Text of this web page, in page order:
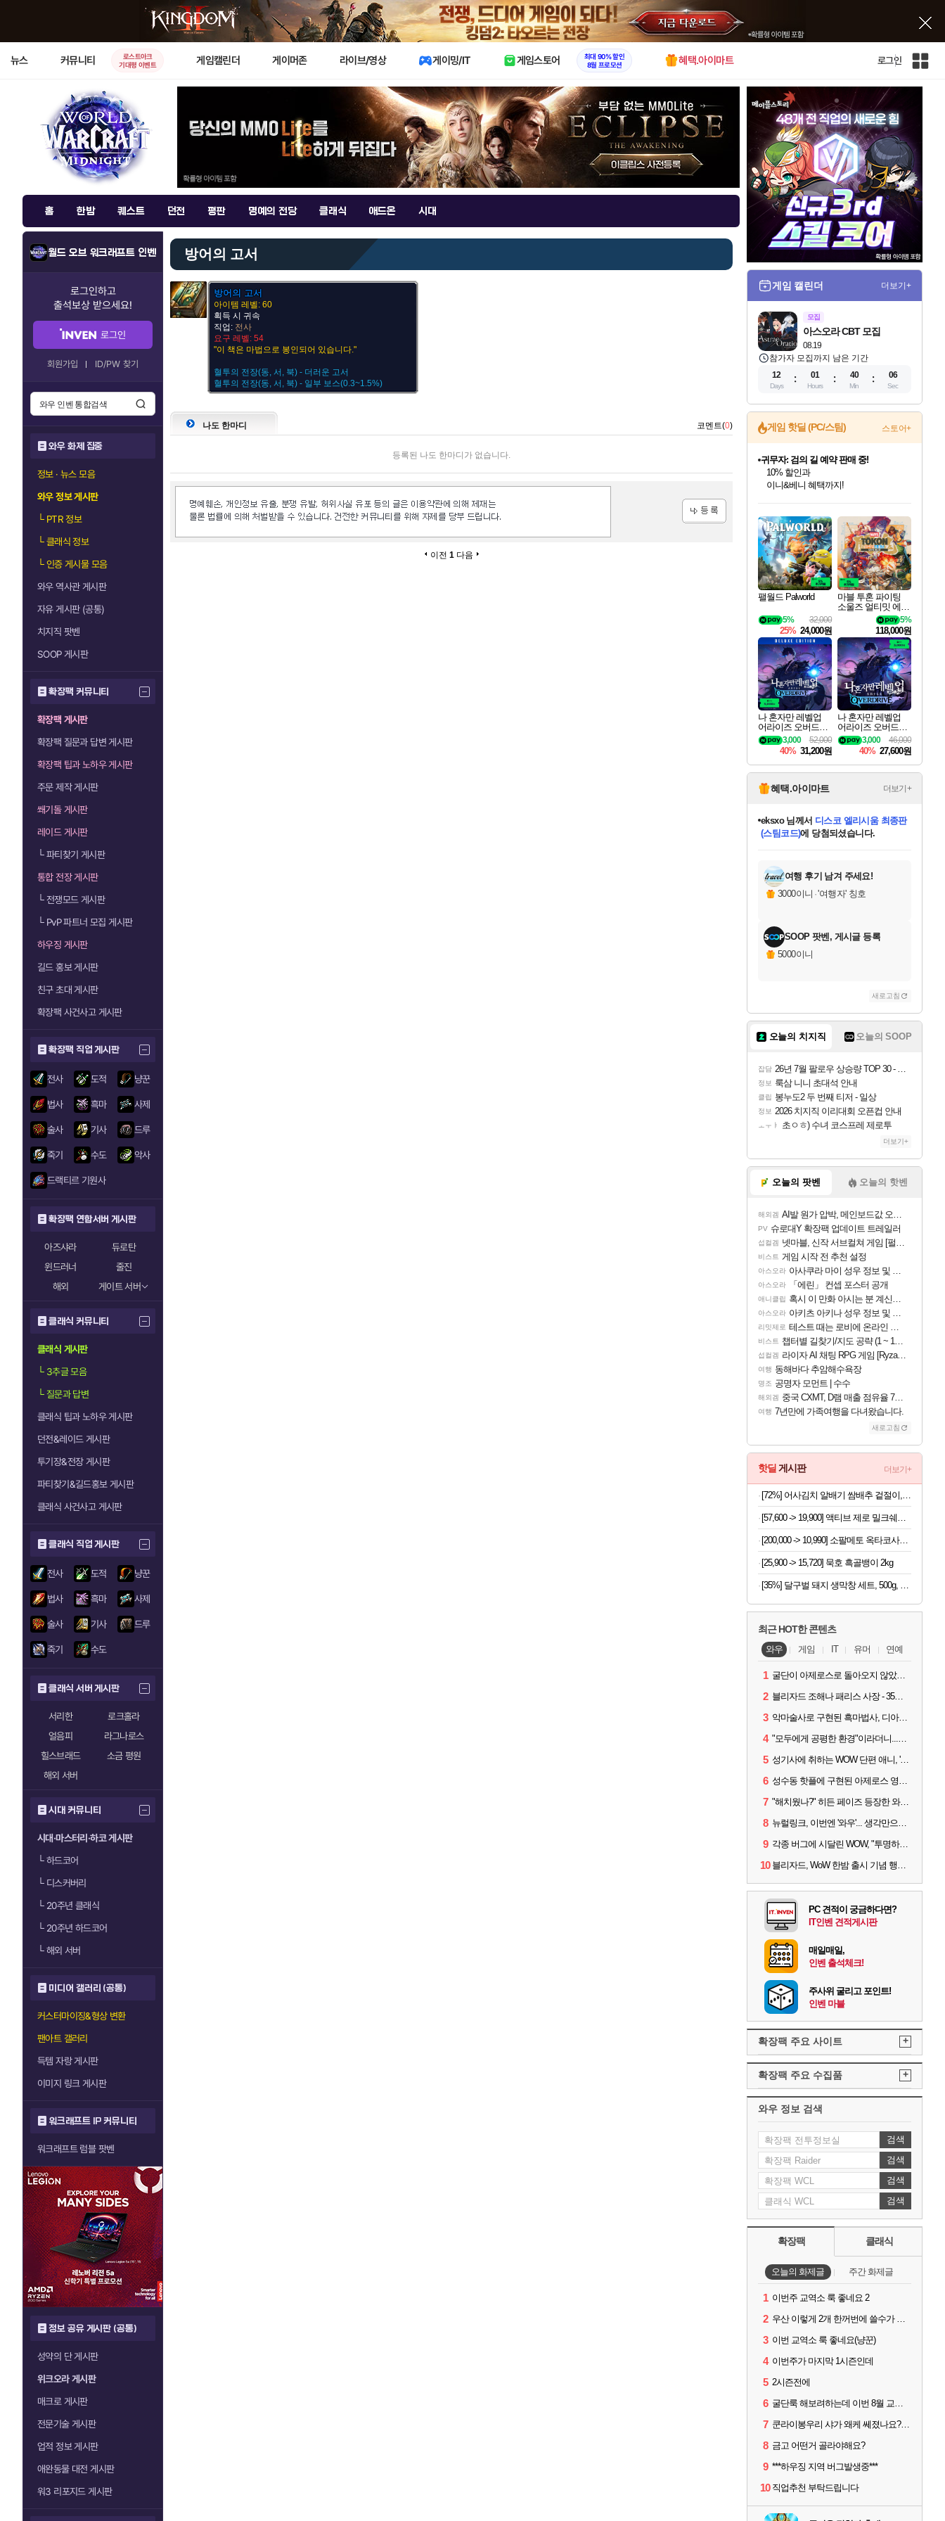
X
뉴스 커뮤니티
로스트아크
기대평 이벤트
게임캘린더 게이머존 라이브/영상 게이밍/IT 게임스토어
최대 90% 할인
8월 프로모션
혜택.아이마트 로그인
인
홈 한밤 퀘스트 던전 평판 명예의 전당 클래식 애드온 시대
월드 오브 워크래프트 인벤
로그인하고
출석보상 받으세요!
로그인
회원가입 ID/PW 찾기
와우 화제 집중
정보 · 뉴스 모음
와우 정보 게시판
└PTR 정보
└클래식 정보
└인증 게시물 모음
와우 역사관 게시판
자유 게시판 (공통)
치지직 팟벤
SOOP 게시판
확장팩 커뮤니티
확장팩 게시판
확장팩 질문과 답변 게시판
확장팩 팁과 노하우 게시판
주문 제작 게시판
쐐기돌 게시판
레이드 게시판
└파티찾기 게시판
통합 전장 게시판
└전쟁모드 게시판
└PvP 파트너 모집 게시판
하우징 게시판
길드 홍보 게시판
친구 초대 게시판
확장팩 사건사고 게시판
확장팩 직업 게시판
전사 도적 냥꾼
법사 흑마 사제
술사 기사 드루
죽기 수도 악사
드랙티르 기원사
확장팩 연합서버 게시판
아즈샤라
듀로탄
윈드러너
줄진
해외
게이트 서버
클래식 커뮤니티
클래식 게시판
└3추글 모음
└질문과 답변
클래식 팁과 노하우 게시판
던전&레이드 게시판
투기장&전장 게시판
파티찾기&길드홍보 게시판
클래식 사건사고 게시판
클래식 직업 게시판
전사 도적 냥꾼
법사 흑마 사제
술사 기사 드루
죽기 수도
클래식 서버 게시판
서리한
로크홀라
얼음피
라그나로스
힐스브래드
소금 평원
해외 서버
시대 커뮤니티
시대·마스터리·하코 게시판
└하드코어
└디스커버리
└20주년 클래식
└20주년 하드코어
└해외 서버
미디어 갤러리 (공통)
커스터마이징&형상 변환
팬아트 갤러리
득템 자랑 게시판
이미지 링크 게시판
워크래프트 IP 커뮤니티
워크래프트 럼블 팟벤
정보 공유 게시판 (공통)
성약의 단 게시판
위크오라 게시판
매크로 게시판
전문기술 게시판
업적 정보 게시판
애완동물 대전 게시판
워3 리포지드 게시판
방어의 고서
방어의 고서
아이템 레벨: 60
획득 시 귀속
직업: 전사
요구 레벨: 54
"이 책은 마법으로 봉인되어 있습니다."
혈투의 전장(동, 서, 북) - 더러운 고서
혈투의 전장(동, 서, 북) - 일부 보스(0.3~1.5%)
나도 한마디 코멘트(0)
등록된 나도 한마디가 없습니다.
이전 1 다음
게임 캘린더 더보기+
모집
08.19
아스오라 CBT 모집
참가자 모집까지 남은 기간
12
Days
01
Hours
40
Min
05
Sec
게임 핫딜 (PC/스팀) 스토어+
최대 90% 할인가를 만나보세요!
네이버혜택과 함께 만나보세요!
50%할인&추가 적립까지!
귀무자: 검의 길 예약 판매 중!
10% 할인과
이니&베니 혜택까지!
네이버 혜택가와 함께 예약하세요!
할인&네이버혜택으로 만나보세요!
네이버페이 혜택과 만나보세요!
40주년 프로모션으로 만나보세요!
네이버 포인트 혜택까지!
할인가에 만나보세요!
일부 에디션 상시 할인!
혜택으로 예약 판매 중
편안하게 충전하세요
팰월드 Palworld
32,000
5%
25% 24,000원
마블 투혼 파이팅
소울즈 얼티밋 에디
션 예약구매 MARV
EL Tokon Fighting S
ouls Ultimate Edition
Pre-Purchase
5%
118,000원
나 혼자만 레벨업
어라이즈 오버드라
이브 디럭스 에디션
Solo Leveling Arise
Overdrive Deluxe Edi
tion
52,000
3,000
40% 31,200원
나 혼자만 레벨업
어라이즈 오버드라
이브 Solo Leveling A
rise
46,000
3,000
40% 27,600원
혜택.아이마트 더보기+
당첨되셨습니다.
당첨되셨습니다.
eksxo님께서 디스코 엘리시움 최종판
(스팀코드)에 당첨되셨습니다.
당첨되셨습니다.
당첨되셨습니다.
에디션 (스팀코드) 를 교환.
당첨되셨습니다.
당첨되셨습니다.
당첨되셨습니다.
당첨되셨습니다.
여행 후기 남겨 주세요!
3000이니 ·'여행자' 칭호
SOOP 팟벤, 게시글 등록
5000이니
새로고침
오늘의 치지직 오늘의 SOOP
잡담 26년 7월 팔로우 상승량 TOP 30 - 월간 치지직
정보 룩삼 니니 초대석 안내
클립 봉누도2 두 번째 티저 - 일상
정보 2026 치지직 이리대회 오픈컵 안내
ㅗㅜㅑ 초ㅇㅎ) 수녀 코스프레 제로투
더보기+
오늘의 팟벤 오늘의 핫벤
해외겜 AI발 원가 압박, 메인보드값 오르나
PV 슈로대Y 확장팩 업데이트 트레일러
섭컬겜 넷마블, 신작 서브컬쳐 게임 [펄 인 블루] 티저 사이트 오픈
비스트 게임 시작 전 추천 설정
아스오라 아사쿠라 마이 성우 정보 및 주요 필모
아스오라 「에린」 컨셉 포스터 공개
애니클립 혹시 이 만화 아시는 분 계신가요
아스오라 아키츠 아키나 성우 정보 및 주요 필모
리밋제로 테스트 때는 로비에 온라인 기능이 있는데
비스트 챕터별 길찾기/지도 공략 (1 ~ 12장)
섭컬겜 라이자 AI 채팅 RPG 게임 [RyzaChat: AI] 공개
여행 동해바다 추암해수욕장
명조 공명자 모먼트 | 수수
해외겜 중국 CXMT, D램 매출 점유율 7%…글로벌 4위로 부상
여행 7년만에 가족여행을 다녀왔습니다.
새로고침
핫딜 게시판 더보기+
[200,000 -> 10,990] 소팔메토 옥타코사놀 포맨 x 2박스
[25,900 -> 15,720] 묵호 흑골뱅이 2kg
[35%] 달구벌 돼지 생막창 세트, 500g, 2봉
최근 HOT한 콘텐츠
와우 게임 IT 유머 연예
1 굴단이 아제로스로 돌아오지 않았다면? 와우 클래식+ 주목
2 블리자드 조해나 패리스 사장 - 35년 역사, 그리고 비전
3 악마술사로 구현된 흑마법사, 디아4 x 와우 콜라보 살펴보기
4 "모두에게 공평한 환경"이라더니...여전히 살아있는 애드온
5 성기사에 취하는 WOW 단편 애니, '신성한 모든 것'
6 성수동 핫플에 구현된 아제로스 영웅들의 안식처, WoW 홈스윗홈
7 "해치웠나?" 히든 페이즈 등장한 와우 '한밤', 세계 최초 킬은 '팀 리퀴드'
8 뉴럴링크, 이번엔 '와우'... 생각만으로 게임하는 시대 성큼
9 각종 버그에 시달린 WOW, "투명하고 신속한 소통과 대응 약속"
10 블리자드, WoW 한밤 출시 기념 행사 '홈스윗홈' 28일 개최
PC 견적이 궁금하다면?
IT인벤 견적게시판
매일매일,
인벤 출석체크!
주사위 굴리고 포인트!
인벤 마블
확장팩 주요 사이트 +
확장팩 주요 수집품 +
와우 정보 검색
검색
검색
검색
검색
확장팩 클래식
오늘의 화제글 주간 화제글
1 이번주 교역소 룩 좋네요 2
2 우산 이렇게 2개 한꺼번에 쓸수가 있네요
3 이번 교역소 룩 좋네요(냥꾼)
4 이번주가 마지막 1시즌인데
5 2시즌전에
6 굴단룩 해보려하는데 이번 8월 교역소 칠흙 두건 질문드립니다
7 쿤라이봉우리 샤가 왜케 쎄졌나요? ㅋㅋㅋ
8 금고 어떤거 골라야해요?
9 ***하우징 지역 버그발생중***
10 직업추천 부탁드립니다